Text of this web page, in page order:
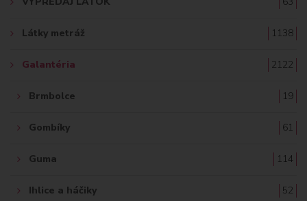
Látky metráž 1138
Galantéria 2122
Brmbolce 19
Gombíky 61
Guma 114
Ihlice a háčiky 52